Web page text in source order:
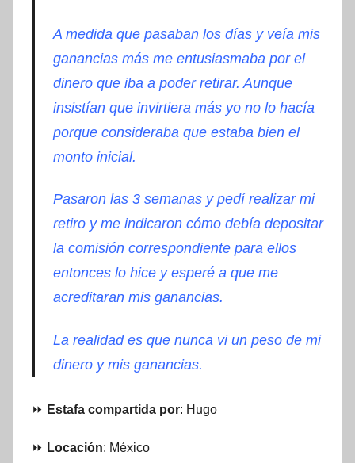
A medida que pasaban los días y veía mis
ganancias más me entusiasmaba por el
dinero que iba a poder retirar. Aunque
insistían que invirtiera más yo no lo hacía
porque consideraba que estaba bien el
monto inicial.
Pasaron las 3 semanas y pedí realizar mi
retiro y me indicaron cómo debía depositar
la comisión correspondiente para ellos
entonces lo hice y esperé a que me
acreditaran mis ganancias.
La realidad es que nunca vi un peso de mi
dinero y mis ganancias.
⏩ Estafa compartida por: Hugo
⏩ Locación: México